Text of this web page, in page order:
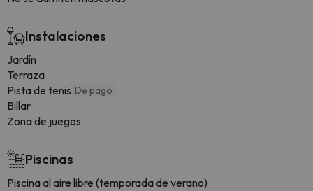
Instalaciones
Jardín
Terraza
Pista de tenis De pago
Billar
Zona de juegos
Piscinas
Piscina al aire libre (temporada de verano)